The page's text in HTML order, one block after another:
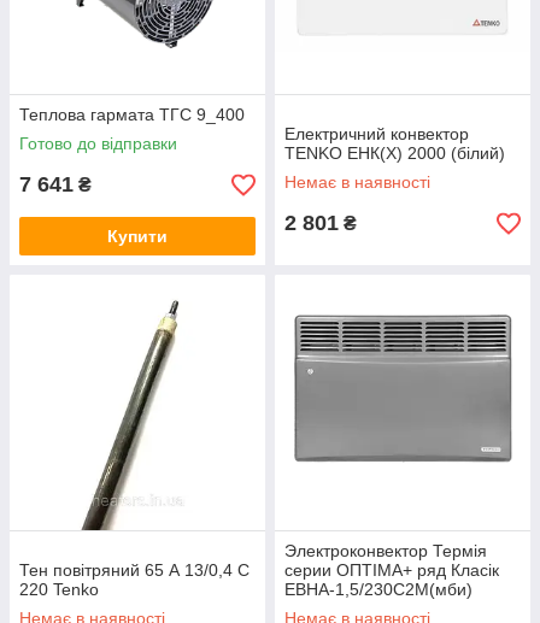
Теплова гармата ТГC 9_400
Готово до відправки
7 641 ₴
Купити
Електричний конвектор
TENKO ЕНК(Х) 2000 (білий)
Немає в наявності
2 801 ₴
Тен повітряний 65 А 13/0,4 С
220 Tenko
Немає в наявності
Электроконвектор Термія
серии ОПТІМА+ ряд Класік
ЕВНА-1,5/230С2М(мби)
антрацит
Немає в наявності